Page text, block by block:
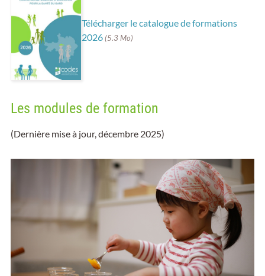
Télécharger le catalogue de formations
2026(5.3 Mo)
Les modules de formation
(Dernière mise à jour, décembre 2025)